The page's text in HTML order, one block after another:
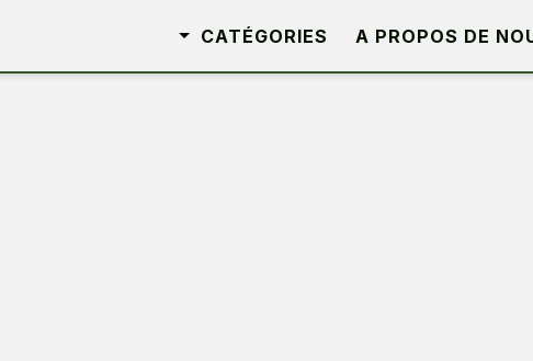
CATÉGORIES A PROPOS DE